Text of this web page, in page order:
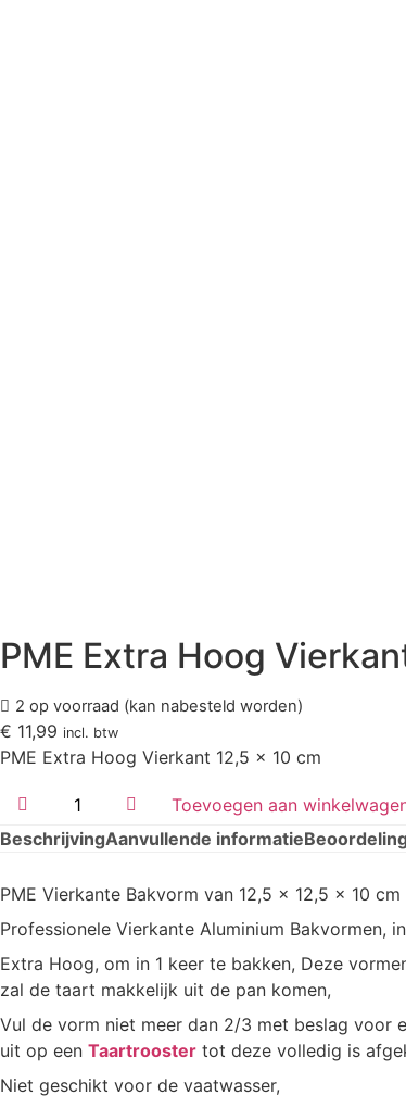
PME Extra Hoog
2 op voorraad (kan nabesteld worden)
€ 11,99 incl. btw
PME Extra Hoog Vierkant 12,5 x 10 cm
PME
Extra
Hoog
Vierkant
10
aantal
Toevoegen aan
BeschrijvingAanvullende informatie
PME Vierkante Bakvorm van 12,5 x 12,5 x 10 cm
Professionele Vierkante Aluminium Bakvormen,
Extra Hoog, om in 1 keer te bakken, Deze
zal de taart makkelijk uit de pan komen,
Vul de vorm niet meer dan 2/3 met beslag voor
uit op een Taartrooster tot deze volledig is
Niet geschikt voor de vaatwasser,